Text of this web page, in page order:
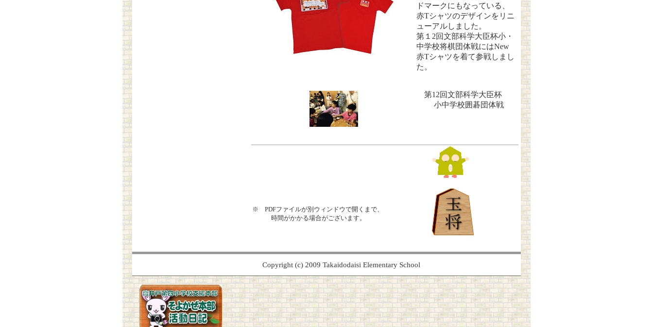
ドマークにもなっている、
赤Tシャツのデザインをリニ
ューアルしました。
第１2回文部科学大臣杯小・
中学校将棋団体戦にはNew
赤Tシャツを着て参戦しまし
た。
第12回文部科学大臣杯
小中学校囲碁団体戦
※ PDFファイルが別ウィンドウで開くまで、
時間がかかる場合がございます。
Copyright (c) 2009 Takaidodaisi Elementary School